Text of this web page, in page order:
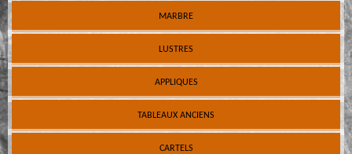
MARBRE
LUSTRES
APPLIQUES
TABLEAUX ANCIENS
CARTELS